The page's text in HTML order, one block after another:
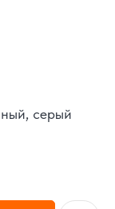
серый